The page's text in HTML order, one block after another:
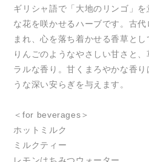
ギリシャ語で「大地のリンゴ」
な花を咲かせるハーブです。古
まれ、心を落ち着かせる香草とし
りんごのようなやさしい甘さと
ラルな香り。甘くまろやかな香
うな深い安らぎを与えます。
＜for beverages＞
ホットミルク
ミルクティー
レモンはちみつウォーター